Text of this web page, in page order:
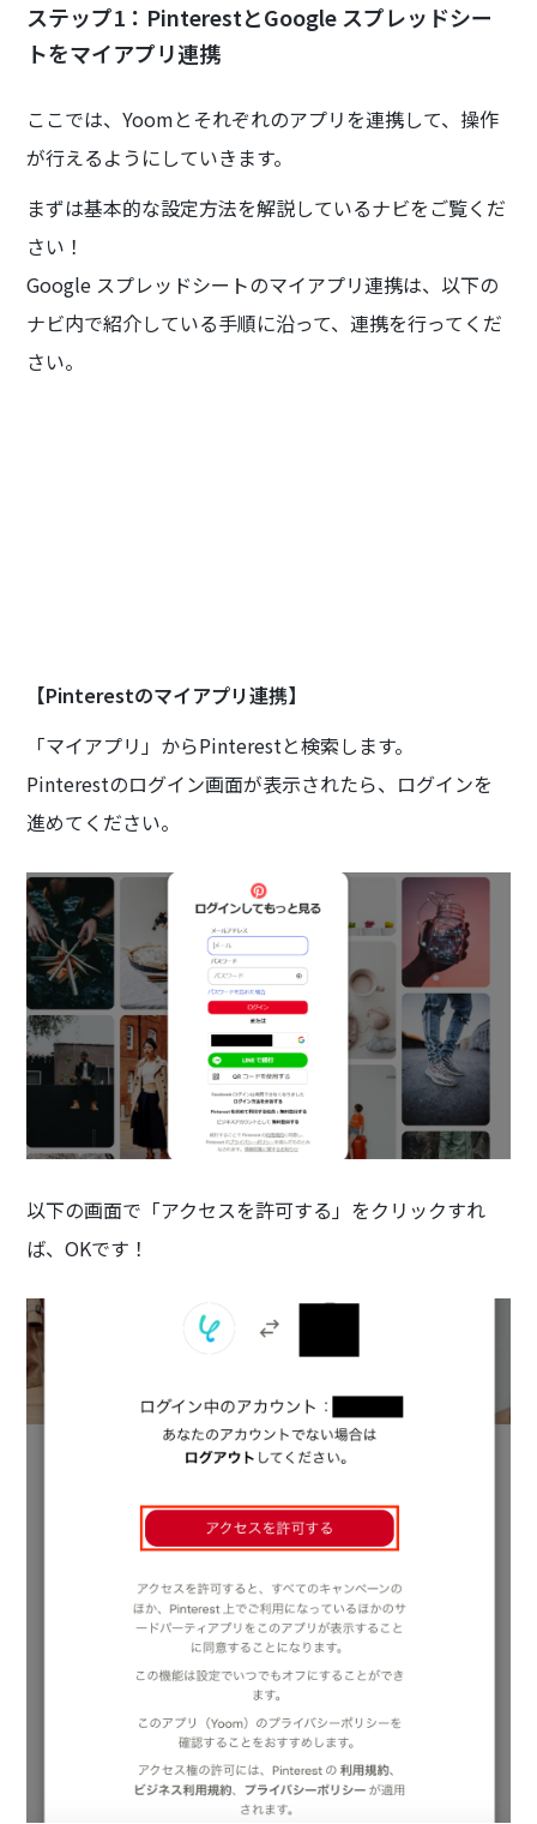
ステップ1：PinterestとGoogle スプレッドシー
トをマイアプリ連携
ここでは、Yoomとそれぞれのアプリを連携して、操作
が行えるようにしていきます。
まずは基本的な設定方法を解説しているナビをご覧くだ
さい！
Google スプレッドシートのマイアプリ連携は、以下の
ナビ内で紹介している手順に沿って、連携を行ってくだ
さい。
【Pinterestのマイアプリ連携】
「マイアプリ」からPinterestと検索します。
Pinterestのログイン画面が表示されたら、ログインを
進めてください。
以下の画面で「アクセスを許可する」をクリックすれ
ば、OKです！